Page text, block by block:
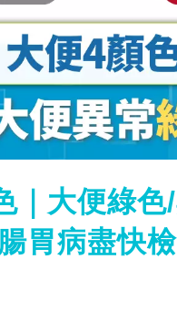
｜大便綠
胃病盡快檢